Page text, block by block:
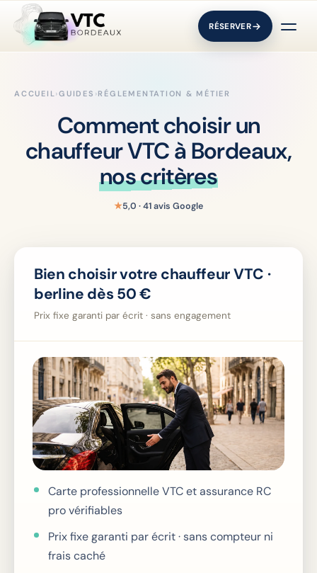
RÉSERVER
ACCUEIL›GUIDES ›RÉGLEMENTATION & MÉTIER
Comment choisir un
chauffeur VTC à Bordeaux,
nos critères
★5,0 · 41 avis Google
Bien choisir votre chauffeur VTC ·
berline dès 50 €
Prix fixe garanti par écrit · sans engagement
Carte professionnelle VTC et assurance RC
pro vérifiables
Prix fixe garanti par écrit · sans compteur ni
frais caché